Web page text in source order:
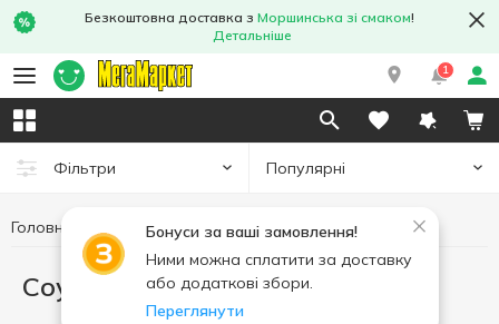
Безкоштовна доставка з Моршинська зі смаком!
Детальніше
1
Фільтри Популярні
Бонуси за ваші замовлення!
Ними можна сплатити за доставку
або додаткові збори.
Переглянути
Головна Cоуси та спеції
Cоуси та спеції